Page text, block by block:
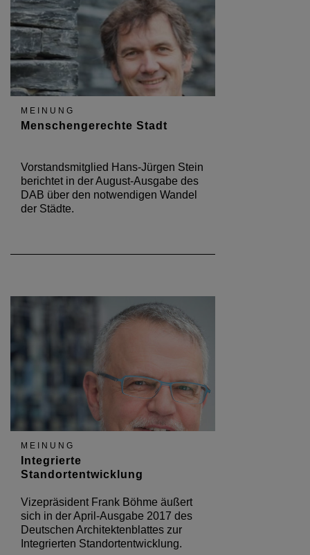
MEINUNG
Menschengerechte Stadt
Vorstandsmitglied Hans-Jürgen Stein
berichtet in der August-Ausgabe des
DAB über den notwendigen Wandel
der Städte.
MEINUNG
Integrierte
Standortentwicklung
Vizepräsident Frank Böhme äußert
sich in der April-Ausgabe 2017 des
Deutschen Architektenblattes zur
Integrierten Standortentwicklung.